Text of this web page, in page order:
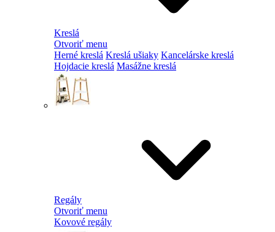
Kreslá
Otvoriť menu
Herné kreslá Kreslá ušiaky Kancelárske kreslá
Hojdacie kreslá Masážne kreslá
Regály
Otvoriť menu
Kovové regály